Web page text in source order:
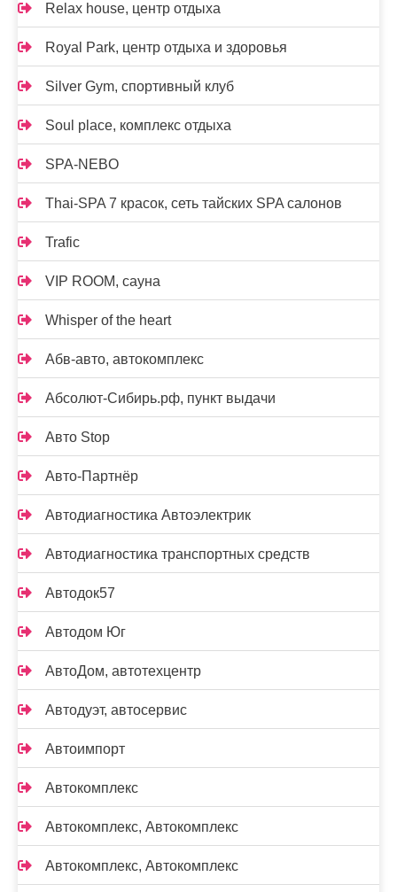
Relax house, центр отдыха
Royal Park, центр отдыха и здоровья
Silver Gym, спортивный клуб
Soul place, комплекс отдыха
SPA-NEBO
Thai-SPA 7 красок, сеть тайских SPA салонов
Trafic
VIP ROOM, сауна
Whisper of the heart
Абв-авто, автокомплекс
Абсолют-Сибирь.рф, пункт выдачи
Авто Stop
Авто-Партнёр
Автодиагностика Автоэлектрик
Автодиагностика транспортных средств
Автодок57
Автодом Юг
АвтоДом, автотехцентр
Автодуэт, автосервис
Автоимпорт
Автокомплекс
Автокомплекс, Автокомплекс
Автокомплекс, Автокомплекс